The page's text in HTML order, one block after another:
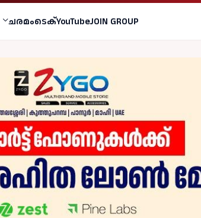
ചരമംടെക്YouTubeJOIN GROUP